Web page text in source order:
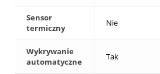
Sensor
termiczny
Nie
Wykrywanie
automatyczne
Tak